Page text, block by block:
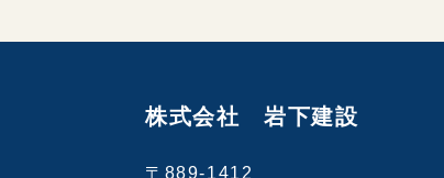
株式会社 岩下建設
〒889-1412